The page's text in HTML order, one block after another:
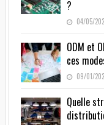
?
04/05/
ODM et
ces
09/01/
Quelle